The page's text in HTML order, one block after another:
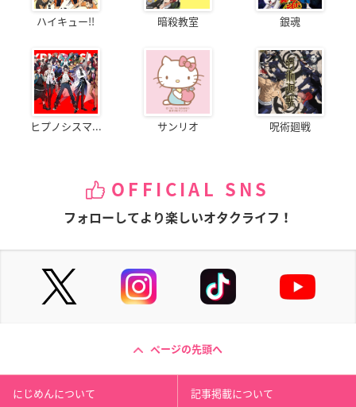
ハイキュー!! 暗殺教室 銀魂
ヒプノシスマ... サンリオ 呪術廻戦
OFFICIAL SNS
フォローしてより楽しいオタクライフ！
ページの先頭へ
にじめんについて 記事掲載について